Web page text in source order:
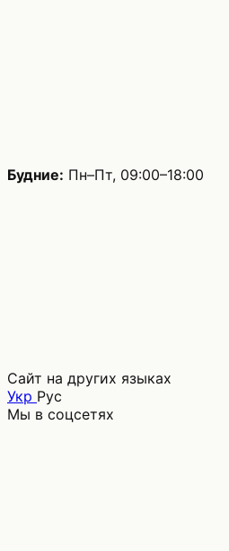
Будние: Пн–Пт, 09:00–18:00
Сайт на других языках
Укр Рус
Мы в соцсетях